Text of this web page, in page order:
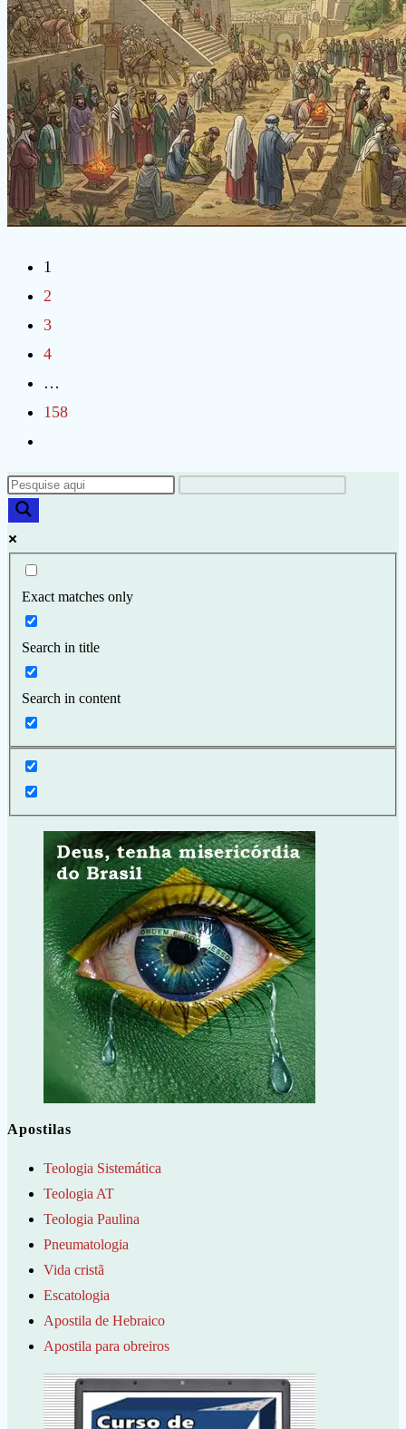
e
ARC
1
2
3
4
…
158
a
página
Exact matches only
Search in title
Search in content
Apostilas
Teologia Sistemática
Teologia AT
Teologia Paulina
Pneumatologia
Vida cristã
Escatologia
Apostila de Hebraico
Apostila para obreiros